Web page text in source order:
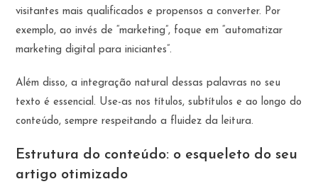
visitantes mais qualificados e propensos a converter. Por
exemplo, ao invés de “marketing”, foque em “automatizar
marketing digital para iniciantes”.
Além disso, a integração natural dessas palavras no seu
texto é essencial. Use-as nos títulos, subtítulos e ao longo do
conteúdo, sempre respeitando a fluidez da leitura.
Estrutura do conteúdo: o esqueleto do seu
artigo otimizado